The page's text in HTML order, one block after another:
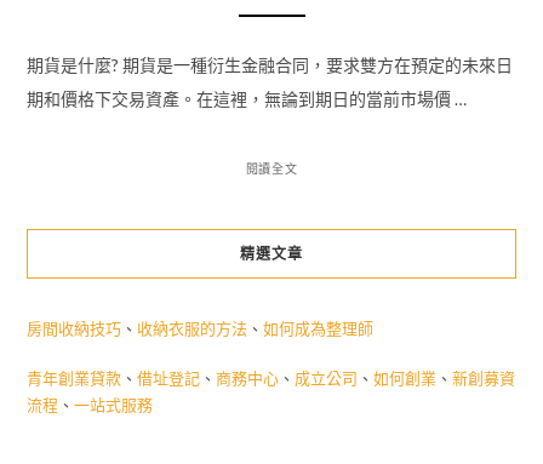
期貨是什麼? 期貨是一種衍生金融合同，要求雙方在預定的未來日
期和價格下交易資產。在這裡，無論到期日的當前市場價 …
閱讀全文
精選文章
房間收納技巧、 收納衣服的方法、 如何成為整理師
青年創業貸款、 借址登記、 商務中心、 成立公司 、 如何創業、 新創募資
流程 、 一站式服務